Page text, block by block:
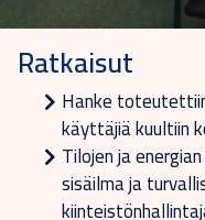
Ratkaisut
Hanke
käyttäjiä kuultiin
Tilojen ja
sisäilma ja